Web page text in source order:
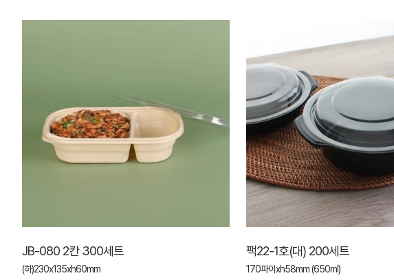
JB-080 2칸 300세트
(하)230x135xh60mm
팩22-1호(대) 200세트
170파이xh58mm (650ml)